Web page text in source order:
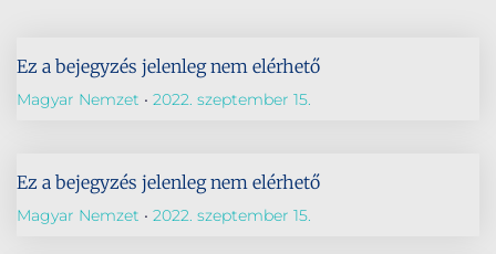
Ez a bejegyzés jelenleg nem elérhető
Magyar Nemzet 2022. szeptember 15.
Ez a bejegyzés jelenleg nem elérhető
Magyar Nemzet 2022. szeptember 15.